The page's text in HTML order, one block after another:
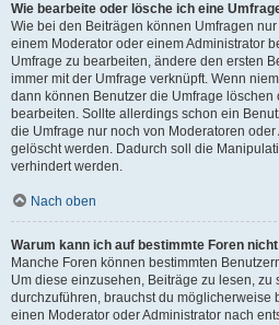
Wie bearbeite oder lösche ich eine
Wie bei den Beiträgen können Umfragen
einem Moderator oder einem Administrator
Umfrage zu bearbeiten, ändere den ersten
immer mit der Umfrage verknüpft. Wenn
dann können Benutzer die Umfrage löschen
bearbeiten. Sollte allerdings schon ein
die Umfrage nur noch von Moderatoren
gelöscht werden. Dadurch soll die
verhindert werden.
Nach oben
Warum kann ich auf bestimmte Foren
Manche Foren können bestimmten
Um diese einzusehen, Beiträge zu lesen,
durchzuführen, brauchst du möglicherweise
einen Moderator oder Administrator nach